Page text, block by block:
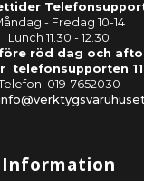
- Fredag 10-14
Lunch 11.30 - 12.30
röd dag och
telefonsupporten
019-7652030
Information